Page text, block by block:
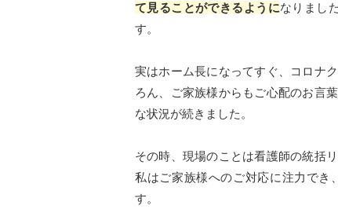
て見ることができるようになりまし
す。
実はホーム長になってすぐ、コロナ
ろん、ご家族様からもご心配のお言
な状況が続きました。
その時、現場のことは看護師の統括
私はご家族様へのご対応に注力でき
す。